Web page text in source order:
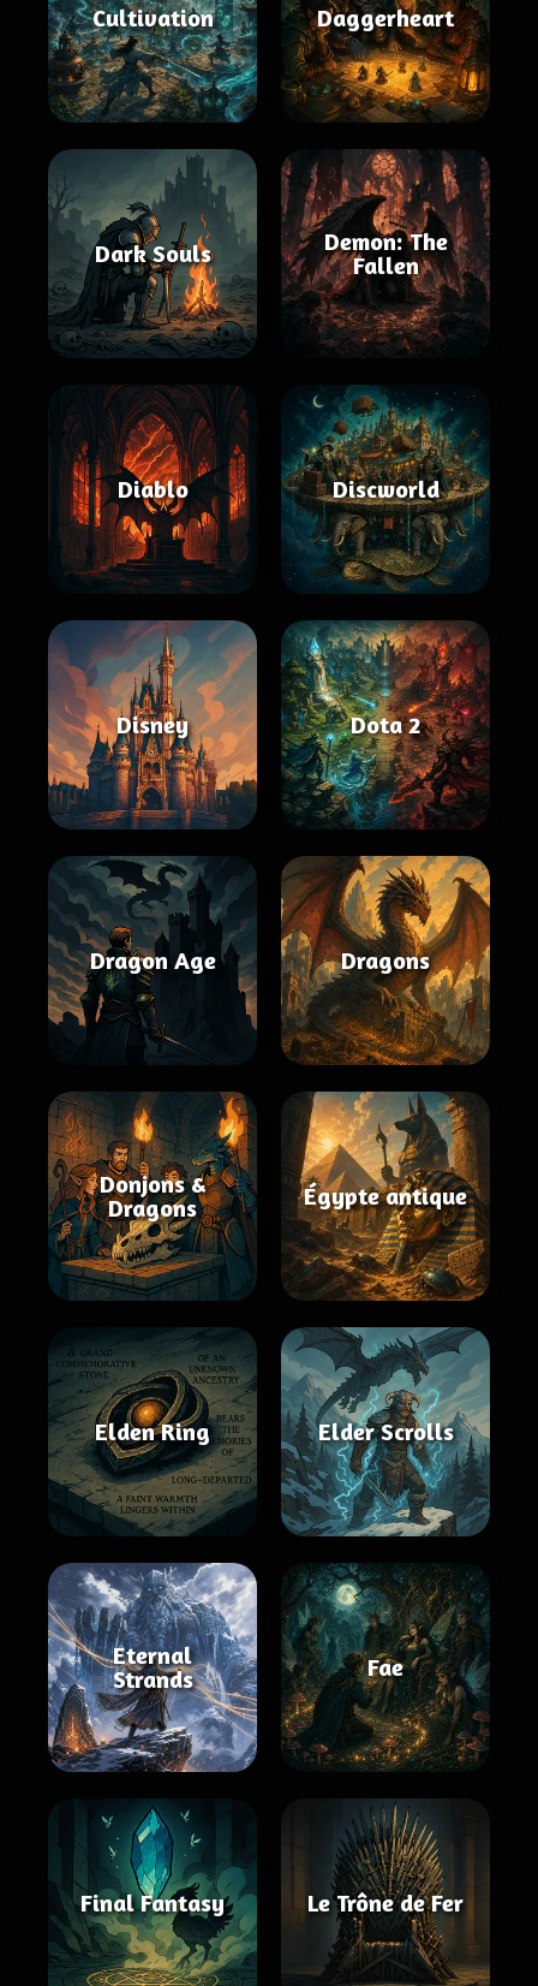
Cultivation Daggerheart
Dark Souls
Demon: The
Fallen
Diablo Discworld
Disney Dota 2
Dragon Age Dragons
Donjons &
Dragons
Égypte antique
Elden Ring Elder Scrolls
Eternal
Strands
Fae
Final Fantasy Le Trône de Fer